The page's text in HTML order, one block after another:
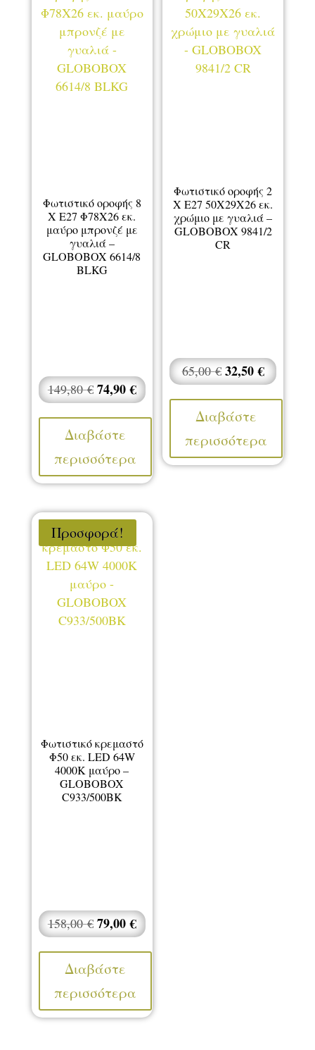
Φωτιστικό οροφής 8
Χ Ε27 Φ78Χ26 εκ.
μαύρο μπρονζέ με
γυαλιά –
GLOBOBOX 6614/8
BLKG
149,80€ Original
price
149,80 €.
74,90€Η
τρέχουσα
τιμή
74,90 €.
Διαβάστε
περισσότερα
Φωτιστικό οροφής 2
Χ Ε27 50Χ29Χ26 εκ.
χρώμιο με γυαλιά –
GLOBOBOX 9841/2
CR
65,00€ Original
price
65,00 €.
32,50€Η
τιμή
32,50 €.
Διαβάστε
περισσότερα
Προσφορά!
Φωτιστικό κρεμαστό
Φ50 εκ. LED 64W
4000K μαύρο –
GLOBOBOX
C933/500BK
158,00€ Original
price
158,00 €.
79,00€Η
τρέχουσα
τιμή
79,00 €.
Διαβάστε
περισσότερα